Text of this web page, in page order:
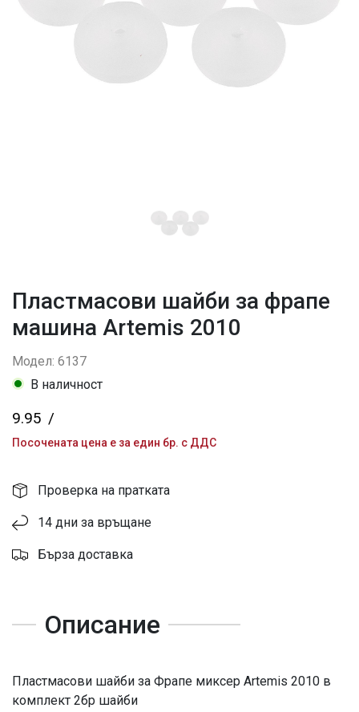
Пластмасови шайби за фрапе
машина Artemis 2010
Модел: 6137
В наличност
/
9.95
Посочената цена е за един бр. с ДДС
Проверка на пратката
14 дни за връщане
Бърза доставка
Описание
Пластмасови шайби за Фрапе миксер Artemis 2010 в
комплект 2бр шайби